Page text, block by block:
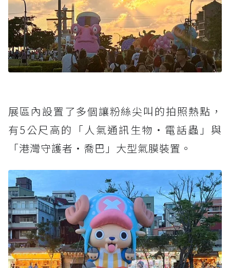
展區內設置了多個讓粉絲尖叫的拍照熱點，
有5公尺高的「人氣通訊生物・電話蟲」與
「港灣守護者・喬巴」大型氣膜裝置。